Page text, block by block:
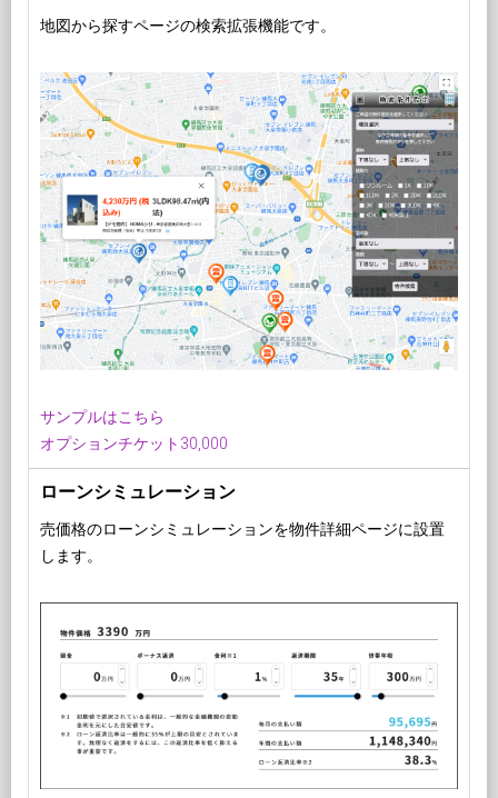
地図から探すページの検索拡張機能です。
サンプルはこちら
オプションチケット30,000
ローンシミュレーション
売価格のローンシミュレーションを物件詳細ページに設置
します。